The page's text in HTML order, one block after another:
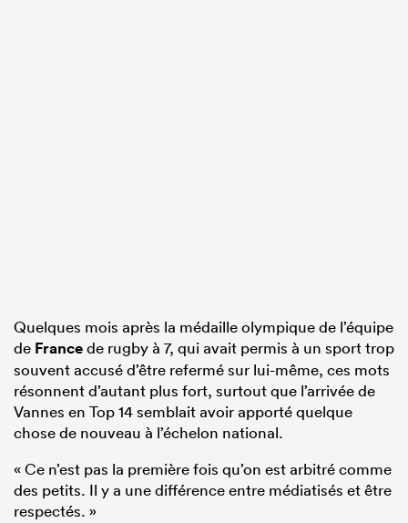
Quelques mois après la médaille olympique de l’équipe
de Francede rugby à 7, qui avait permis à un sport trop
souvent accusé d’être refermé sur lui-même, ces mots
résonnent d’autant plus fort, surtout que l’arrivée de
Vannes en Top 14 semblait avoir apporté quelque
chose de nouveau à l’échelon national.
« Ce n’est pas la première fois qu’on est arbitré comme
des petits. Il y a une différence entre médiatisés et être
respectés. »